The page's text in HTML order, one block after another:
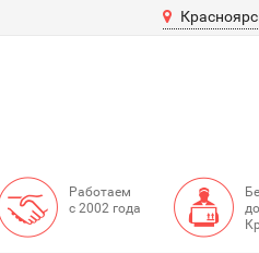
Работаем
с 2002 года